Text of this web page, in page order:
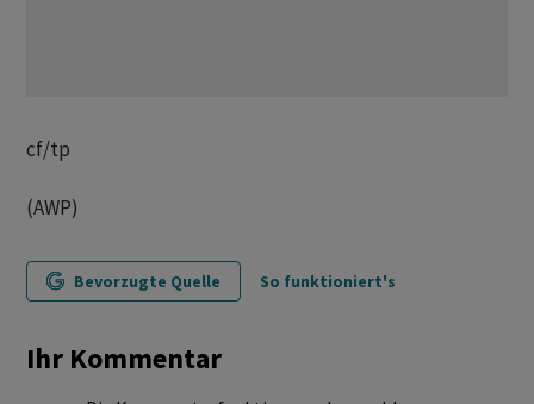
cf/tp
(AWP)
Bevorzugte Quelle So funktioniert's
Ihr Kommentar